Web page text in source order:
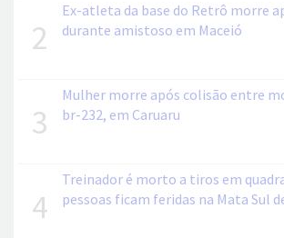
2
Ex-atleta da base do Retrô morre
durante amistoso em Maceió
3
Mulher morre após colisão entre
br-232, em Caruaru
4
Treinador é morto a tiros em
pessoas ficam feridas na Mata Sul